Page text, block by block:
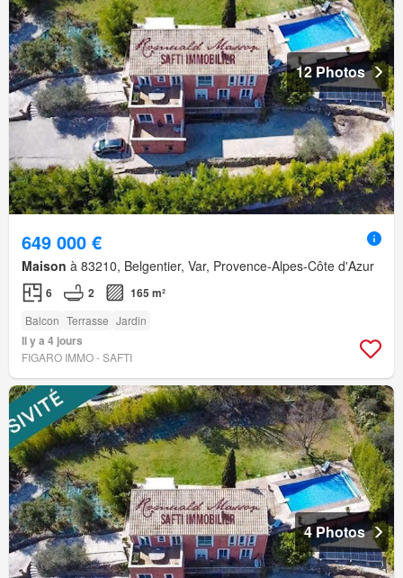
12 Photos
649 000 €
Maison à 83210, Belgentier, Var, Provence-Alpes-Côte d'Azur
6 2 165 m²
Balcon Terrasse Jardin
Il y a 4 jours
FIGARO IMMO - SAFTI
4 Photos